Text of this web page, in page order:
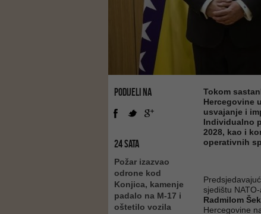
PODIJELI NA
24 SATA
Požar izazvao
odrone kod
Konjica, kamenje
padalo na M-17 i
oštetilo vozila
Tokom
Hercegovine
usvajanje i
Individualno
2028, kao i
operativnih
sjedištu
Radmilom
Hercegovine